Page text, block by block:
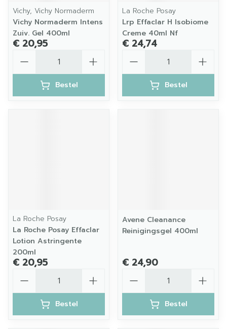
Vichy, Vichy Normaderm
Vichy Normaderm Intens
Zuiv. Gel 400ml
€ 20,95
Bestel
La Roche Posay
Lrp Effaclar H Isobiome
Creme 40ml Nf
€ 24,74
Bestel
La Roche Posay
La Roche Posay Effaclar
Lotion Astringente
200ml
€ 20,95
Bestel
Avene Cleanance
Reinigingsgel 400ml
€ 24,90
Bestel